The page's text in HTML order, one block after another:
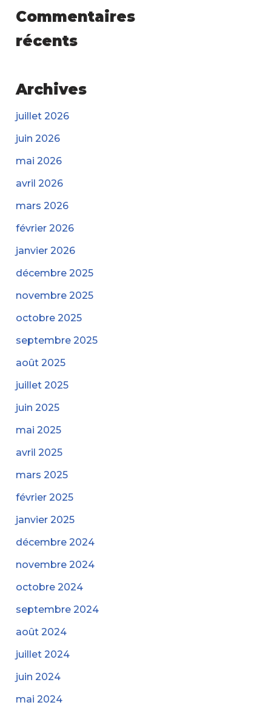
Commentaires
récents
Archives
juillet 2026
juin 2026
mai 2026
avril 2026
mars 2026
février 2026
janvier 2026
décembre 2025
novembre 2025
octobre 2025
septembre 2025
août 2025
juillet 2025
juin 2025
mai 2025
avril 2025
mars 2025
février 2025
janvier 2025
décembre 2024
novembre 2024
octobre 2024
septembre 2024
août 2024
juillet 2024
juin 2024
mai 2024